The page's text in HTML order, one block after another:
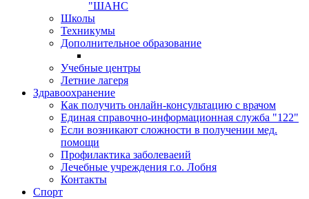
"ШАНС
Школы
Техникумы
Дополнительное образование
Учебные центры
Летние лагеря
Здравоохранение
Как получить онлайн-консультацию с врачом
Единая справочно-информационная служба "122"
Если возникают сложности в получении мед.
помощи
Профилактика заболеваеий
Лечебные учреждения г.о. Лобня
Контакты
Спорт